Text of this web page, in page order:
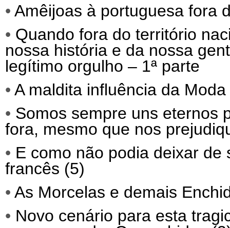
• Amêijoas à portuguesa fora
• Quando fora do território
nossa história e da nossa
legítimo orgulho – 1ª parte
• A maldita influência da
• Somos sempre uns eternos
fora, mesmo que nos
• E como não podia deixar
francês (5)
• As Morcelas e demais
• Novo cenário para esta